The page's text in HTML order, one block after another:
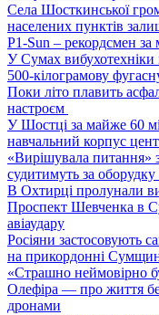
Села Шосткинської
населених пунктів
P1-Sun – рекордсмен
У Сумах вибухотехніки
500-кілограмову
Поки літо плавить
настроєм
У Шостці за майже 60
навчальний корпус
«Вирішувала питання»
судитимуть за оборудку
В Охтирці пролунали
Проспект Шевченка в
авіаудару
Росіяни застосовують
на прикордонні
«Страшно неймовірно
Олефіра — про життя
дронами